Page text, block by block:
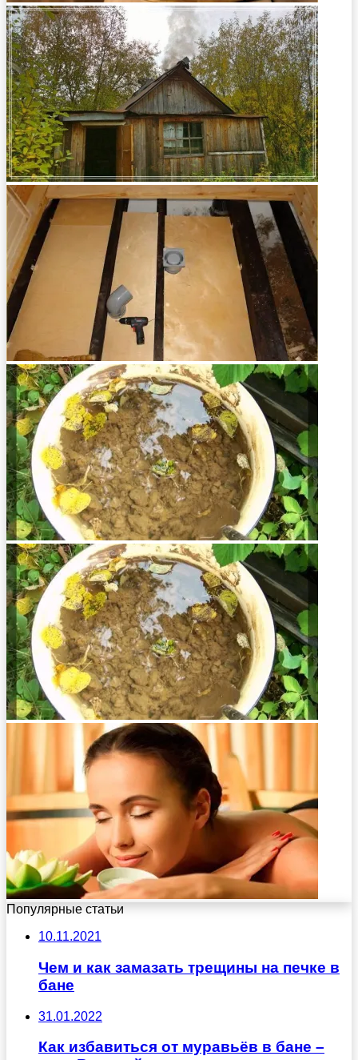
Популярные статьи
10.11.2021
Чем и как замазать трещины на печке в
бане
31.01.2022
Как избавиться от муравьёв в бане –